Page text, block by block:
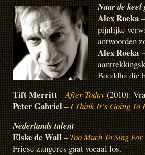
Naar de keel
Alex Roeka
pijnlijke
antwoorden
Alex Roeka
Boeddha die
Tift Merritt–After Today(2010):
Peter Gabriel–I Think It’s Going To
Nederlands talent
Elske de Wall–Too Much To Sing For
Friese zangeres gaat vocaal los.